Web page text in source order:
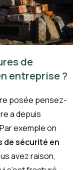
de
entreprise ?
posée pensez-
a depuis
exemple on
de sécurité en
avez raison,